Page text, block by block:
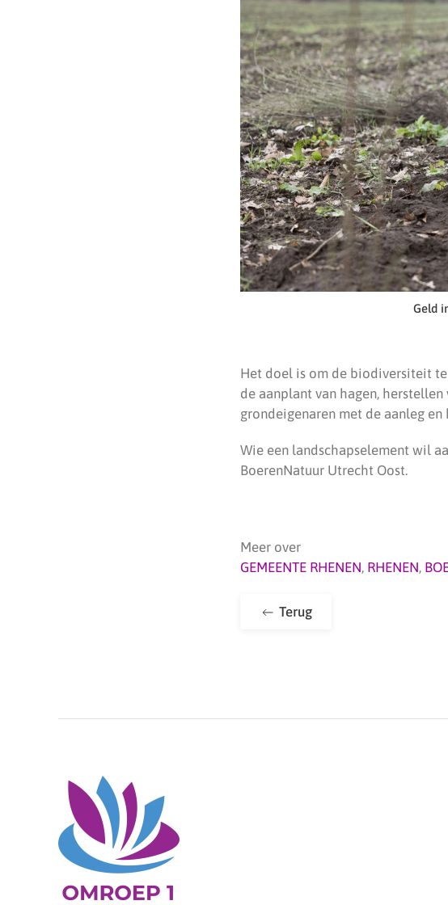
Geld
Het doel is om de biodiversiteit
de aanplant van hagen,
grondeigenaren met de aanleg
Wie een landschapselement wil
BoerenNatuur Utrecht Oost.
Meer over
GEMEENTE RHENEN, RHENEN,
Terug